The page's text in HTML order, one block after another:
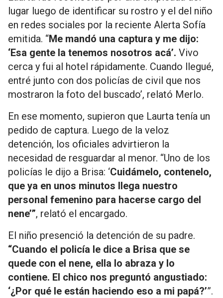
lugar luego de identificar su rostro y el del niño
en redes sociales por la reciente Alerta Sofía
emitida. “Me mandó una captura y me dijo:
‘Esa gente la tenemos nosotros acá’. Vivo
cerca y fui al hotel rápidamente. Cuando llegué,
entré junto con dos policías de civil que nos
mostraron la foto del buscado’, relató Merlo.
En ese momento, supieron que Laurta tenía un
pedido de captura. Luego de la veloz
detención, los oficiales advirtieron la
necesidad de resguardar al menor. “Uno de los
policías le dijo a Brisa: ‘Cuidámelo, contenelo,
que ya en unos minutos llega nuestro
personal femenino para hacerse cargo del
nene’”, relató el encargado.
El niño presenció la detención de su padre.
“Cuando el policía le dice a Brisa que se
quede con el nene, ella lo abraza y lo
contiene. El chico nos preguntó angustiado:
‘¿Por qué le están haciendo eso a mi papá?’”.